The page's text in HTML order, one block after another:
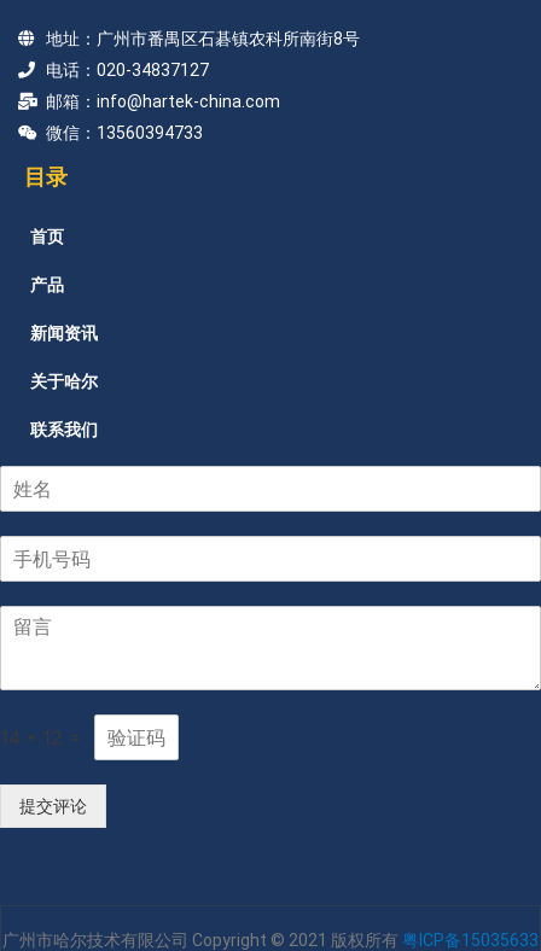
地址：广州市番禺区石碁镇农科所南街8号
电话：020-34837127
邮箱：info@hartek-china.com
微信：13560394733
目录
首页
产品
新闻资讯
关于哈尔
联系我们
14 * 12 =
提交评论
广州市哈尔技术有限公司 Copyright © 2021 版权所有 粤ICP备15035633